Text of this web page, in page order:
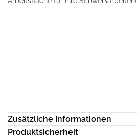
Zusätzliche Informationen
Produktsicherheit